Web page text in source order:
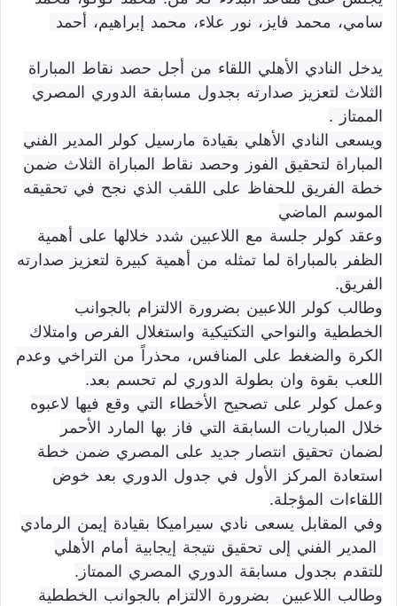
سامي، محمد فايز، نور علاء، محمد إبراهيم، أحمد
يدخل النادي الأهلي اللقاء من أجل حصد نقاط المباراة
الثلاث لتعزيز صدارته بجدول مسابقة الدوري المصري
الممتاز .
ويسعى النادي الأهلي بقيادة مارسيل كولر المدير الفني
المباراة لتحقيق الفوز وحصد نقاط المباراة الثلاث ضمن
خطة الفريق للحفاظ على اللقب الذي نجح في تحقيقه
الموسم الماضي
وعقد كولر جلسة مع اللاعبين شدد خلالها على أهمية
الظفر بالمباراة لما تمثله من أهمية كبيرة لتعزيز صدارته
الفريق.
وطالب كولر اللاعبين بضرورة الالتزام بالجوانب
الخططية والنواحي التكتيكية واستغلال الفرص وامتلاك
الكرة والضغط على المنافس، محذراً من التراخي وعدم
اللعب بقوة وان بطولة الدوري لم تحسم بعد.
وعمل كولر على تصحيح الأخطاء التي وقع فيها لاعبوه
خلال المباريات السابقة التي فاز بها المارد الأحمر
لضمان تحقيق انتصار جديد على المصري ضمن خطة
استعادة المركز الأول في جدول الدوري بعد خوض
اللقاءات المؤجلة.
وفي المقابل يسعى نادي سيراميكا بقيادة إيمن الرمادي
المدير الفني إلى تحقيق نتيجة إيجابية أمام الأهلي
للتقدم بجدول مسابقة الدوري المصري الممتاز.
وطالب اللاعبين بضرورة الالتزام بالجوانب الخططية